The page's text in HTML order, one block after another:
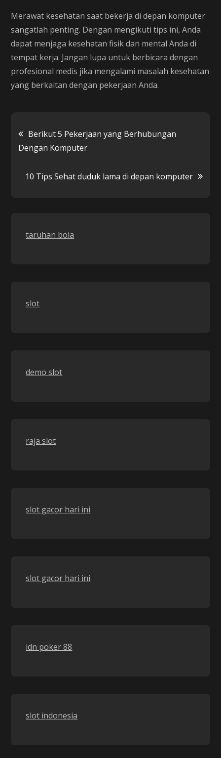
Merawat kesehatan saat bekerja di depan komputer
sangatlah penting. Dengan mengikuti tips ini, Anda
dapat menjaga kesehatan fisik dan mental Anda di
tempat kerja. Jangan lupa untuk berbicara dengan
profesional medis jika mengalami masalah kesehatan
yang berkaitan dengan pekerjaan Anda.
Post
navigation
Berikut 5 Pekerjaan yang Berhubungan
Dengan Komputer
10 Tips Sehat duduk lama di depan komputer
taruhan bola
slot
demo slot
raja slot
slot gacor hari ini
slot gacor hari ini
idn poker 88
slot indonesia